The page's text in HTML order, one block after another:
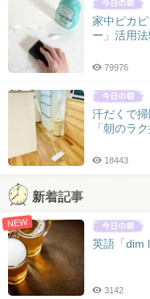
家中ピカ
ー」活用
79976
汗だくで
「朝のラ
18443
新着記事
NEW
英語「dim
3142